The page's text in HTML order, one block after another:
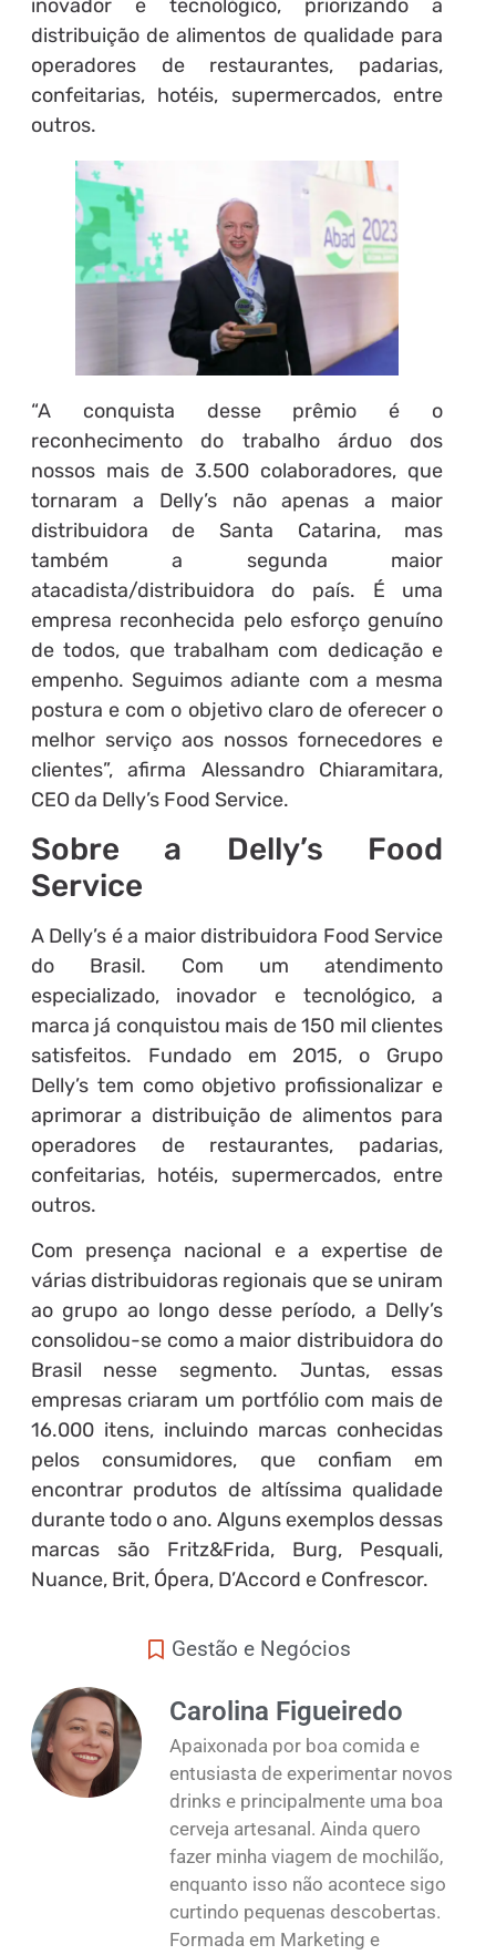
inovador e tecnológico, priorizando a
distribuição de alimentos de qualidade para
operadores de restaurantes, padarias,
confeitarias, hotéis, supermercados, entre
outros.
“A conquista desse prêmio é o
reconhecimento do trabalho árduo dos
nossos mais de 3.500 colaboradores, que
tornaram a Delly’s não apenas a maior
distribuidora de Santa Catarina, mas
também a segunda maior
atacadista/distribuidora do país. É uma
empresa reconhecida pelo esforço genuíno
de todos, que trabalham com dedicação e
empenho. Seguimos adiante com a mesma
postura e com o objetivo claro de oferecer o
melhor serviço aos nossos fornecedores e
clientes”, afirma Alessandro Chiaramitara,
CEO da Delly’s Food Service.
Sobre a Delly’s Food
Service
A Delly’s é a maior distribuidora Food Service
do Brasil. Com um atendimento
especializado, inovador e tecnológico, a
marca já conquistou mais de 150 mil clientes
satisfeitos. Fundado em 2015, o Grupo
Delly’s tem como objetivo profissionalizar e
aprimorar a distribuição de alimentos para
operadores de restaurantes, padarias,
confeitarias, hotéis, supermercados, entre
outros.
Com presença nacional e a expertise de
várias distribuidoras regionais que se uniram
ao grupo ao longo desse período, a Delly’s
consolidou-se como a maior distribuidora do
Brasil nesse segmento. Juntas, essas
empresas criaram um portfólio com mais de
16.000 itens, incluindo marcas conhecidas
pelos consumidores, que confiam em
encontrar produtos de altíssima qualidade
durante todo o ano. Alguns exemplos dessas
marcas são Fritz&Frida, Burg, Pesquali,
Nuance, Brit, Ópera, D’Accord e Confrescor.
Gestão e Negócios
Carolina Figueiredo
Apaixonada por boa comida e
entusiasta de experimentar novos
drinks e principalmente uma boa
cerveja artesanal. Ainda quero
fazer minha viagem de mochilão,
enquanto isso não acontece sigo
curtindo pequenas descobertas.
Formada em Marketing e